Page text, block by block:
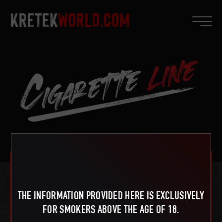
The perfect
THE INFORMATION PROVIDED HERE IS EXCLUSIVELY
FOR SMOKERS ABOVE THE AGE OF 18.